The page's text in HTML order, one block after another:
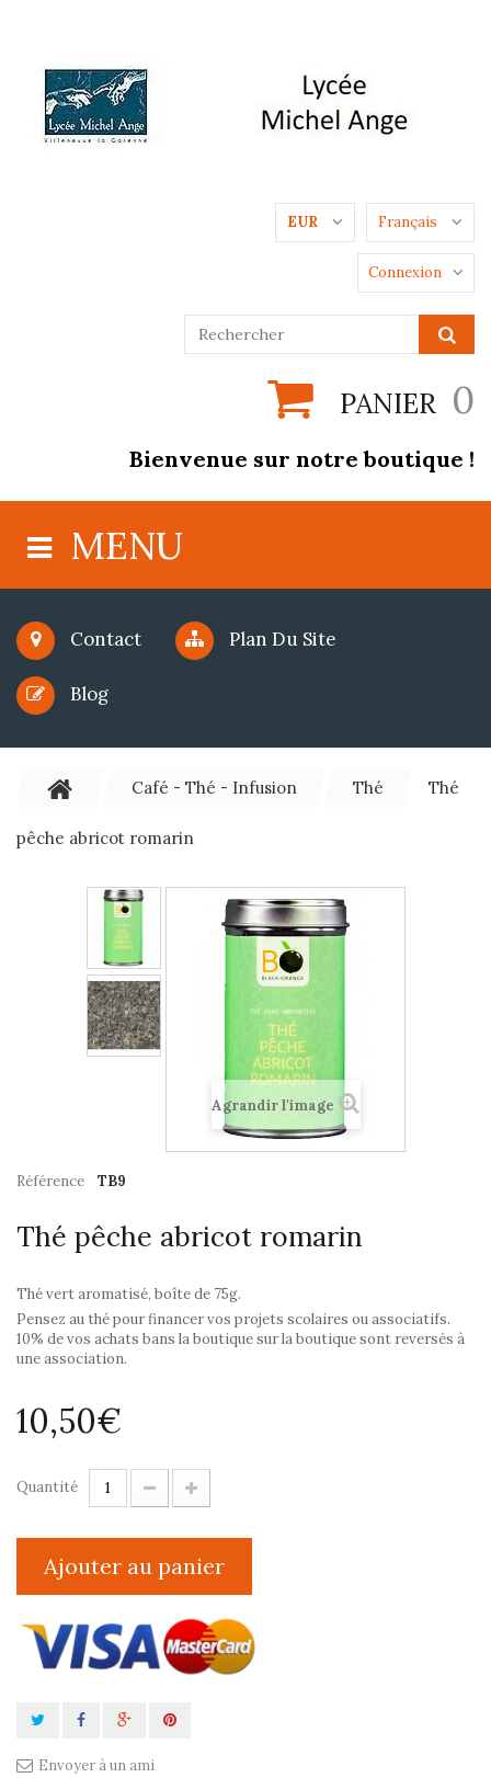
Français
EUR
Connexion
PANIER 0
Bienvenue sur notre boutique !
MENU
Contact Plan Du Site
Blog
Café - Thé - Infusion Thé Thé
pêche abricot romarin
Agrandir l'image
Référence TB9
Thé pêche abricot romarin
Thé vert aromatisé, boîte de 75g.
Pensez au thé pour financer vos projets scolaires ou associatifs.
10% de vos achats bans la boutique sur la boutique sont reversés à
une association.
10,50€
Quantité
Ajouter au panier
Envoyer à un ami